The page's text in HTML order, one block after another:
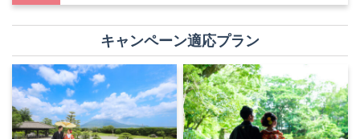
キャンペーン適応プラン